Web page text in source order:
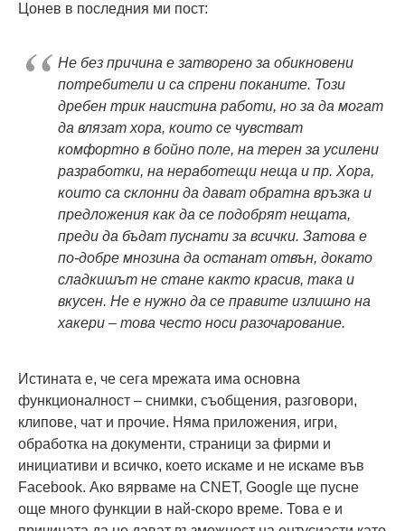
Цонев в последния ми пост:
Не без причина е затворено за обикновени
потребители и са спрени поканите. Този
дребен трик наистина работи, но за да могат
да влязат хора, които се чувстват
комфортно в бойно поле, на терен за усилени
разработки, на неработещи неща и пр. Хора,
които са склонни да дават обратна връзка и
предложения как да се подобрят нещата,
преди да бъдат пуснати за всички. Затова е
по-добре мнозина да останат отвън, докато
сладкишът не стане както красив, така и
вкусен. Не е нужно да се правите излишно на
хакери – това често носи разочарование.
Истината е, че сега мрежата има основна
функционалност – снимки, съобщения, разговори,
клипове, чат и прочие. Няма приложения, игри,
обработка на документи, страници за фирми и
инициативи и всичко, което искаме и не искаме във
Facebook. Ако вярваме на CNET, Google ще пусне
още много функции в най-скоро време. Това е и